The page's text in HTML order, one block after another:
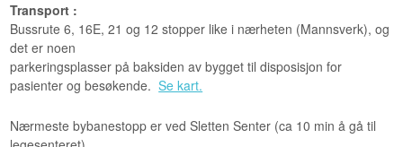
Transport :
Bussrute 6, 16E, 21 og 12 stopper like i nærheten (Mannsverk), og
det er noen
parkeringsplasser på baksiden av bygget til disposisjon for
pasienter og besøkende.Se kart.
Nærmeste bybanestopp er ved Sletten Senter (ca 10 min å gå til